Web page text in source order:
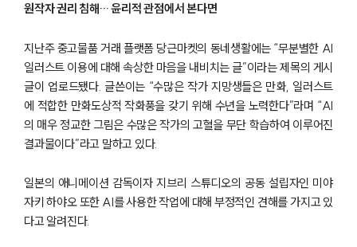
뉴스레터/브로슈어
대륜법률상담예약
대륜법률상담예약
원작자 권리 침해… 윤리적 관점에서 본다면
지난주 중고물품 거래 플랫폼 당근마켓의 동네생활에는 “무분별한 AI
일러스트 이용에 대해 속상한 마음을 내비치는 글”이라는 제목의 게시
글이 업로드됐다. 글쓴이는 “수많은 작가 지망생들은 만화, 일러스트
에 적합한 만화도상적 작화풍을 갖기 위해 수년을 노력한다”라며 “AI
의 매우 정교한 그림은 수많은 작가의 고혈을 무단 학습하여 이루어진
결과물이다”라고 말하고 있다.
일본의 애니메이션 감독이자 지브리 스튜디오의 공동 설립자인 미야
자키 하야오 또한 AI를 사용한 작업에 대해 부정적인 견해를 가지고 있
다고 알려진다.